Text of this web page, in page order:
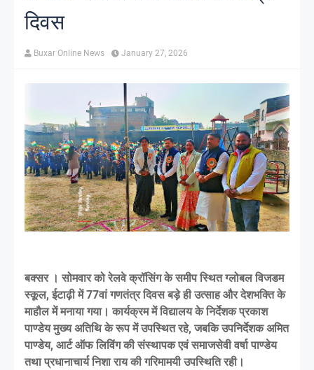
दिवस
Buxar Online News January 27, 2026
बक्सर । सोमवार को रेलवे क्रॉसिंग के समीप स्थित ग्लोबल विजडम
स्कूल, ईटाढ़ी में 77वां गणतंत्र दिवस बड़े ही उत्साह और देशभक्ति के
माहौल में मनाया गया। कार्यक्रम में विद्यालय के निर्देशक प्रकाश
पाण्डेय मुख्य अतिथि के रूप में उपस्थित रहे, जबकि उपनिर्देशक अमित
पाण्डेय, आर्ट ऑफ लिविंग की संस्थापक एवं समाजसेवी वर्षा पाण्डेय
तथा प्रधानाचार्य निशा राय की गरिमामयी उपस्थिति रही।